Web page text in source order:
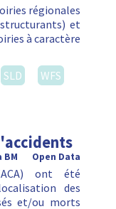
régionales
et
à caractère
SLD
WFS
Open Data
BM
ont été
des
et/ou morts